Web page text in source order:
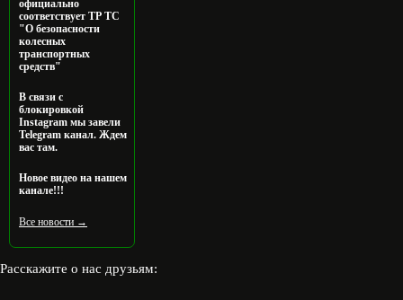
официально
соответствует ТР ТС
"О безопасности
колесных
транспортных
средств"
В связи с
блокировкой
Instagram мы завели
Telegram канал. Ждем
вас там.
Новое видео на нашем
канале!!!
Все новости →
Расскажите о нас друзьям: